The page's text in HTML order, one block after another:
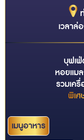
ท่
เวลาล่
บุฟเ
หอยแม
รวมเค
พิเศ
เมนูอาหาร